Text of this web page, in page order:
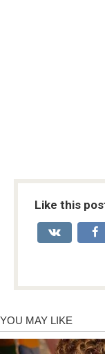
Like this